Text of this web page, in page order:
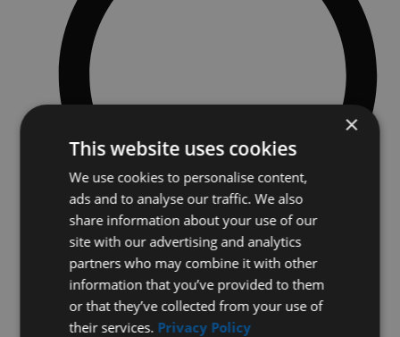
Profile supply table can be extended to meet profile length
needs
3卷弯曲工位
Can create single and double wall rims
×
This website uses cookies
We use cookies to personalise content,
ads and to analyse our traffic. We also
share information about your use of our
site with our advertising and analytics
partners who may combine it with other
information that you’ve provided to them
or that they’ve collected from your use of
their services. Privacy Policy